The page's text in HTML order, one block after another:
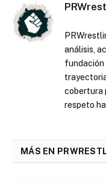
análisis,
fundación
cobertura
respeto
MÁS EN